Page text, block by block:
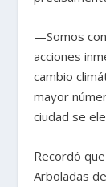
—Somos
acciones
cambio
mayor
ciudad se
Recordó
Arboladas